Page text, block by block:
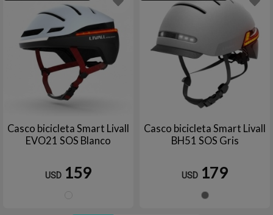
Casco bicicleta Smart Livall
EVO21 SOS Blanco
USD 159
Casco bicicleta Smart Livall
BH51 SOS Gris
USD 179